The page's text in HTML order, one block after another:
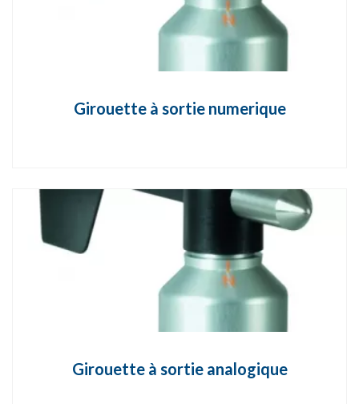
Girouette à sortie numerique
Girouette à sortie analogique